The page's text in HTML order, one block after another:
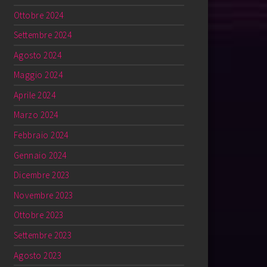
Ottobre 2024
Settembre 2024
Agosto 2024
Maggio 2024
Aprile 2024
Marzo 2024
Febbraio 2024
Gennaio 2024
Dicembre 2023
Novembre 2023
Ottobre 2023
Settembre 2023
Agosto 2023